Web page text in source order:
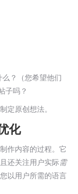
？（您希望他们
子吗？
定原创想法。
化
作内容的过程。它
还关注用户实际需
以用户所需的语言